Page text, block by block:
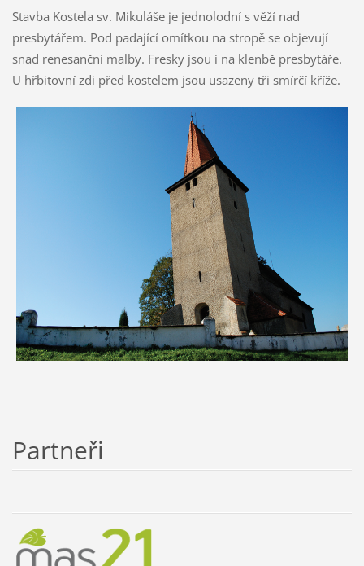
Stavba Kostela sv. Mikuláše je jednolodní s věží nad
presbytářem. Pod padající omítkou na stropě se objevují
snad renesanční malby. Fresky jsou i na klenbě presbytáře.
U hřbitovní zdi před kostelem jsou usazeny tři smírčí kříže.
Partneři